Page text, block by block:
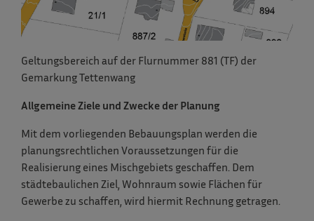
Geltungsbereich auf der Flurnummer 881 (TF) der
Gemarkung Tettenwang
Allgemeine Ziele und Zwecke der Planung
Mit dem vorliegenden Bebauungsplan werden die
planungsrechtlichen Voraussetzungen für die
Realisierung eines Mischgebiets geschaffen. Dem
städtebaulichen Ziel, Wohnraum sowie Flächen für
Gewerbe zu schaffen, wird hiermit Rechnung getragen.